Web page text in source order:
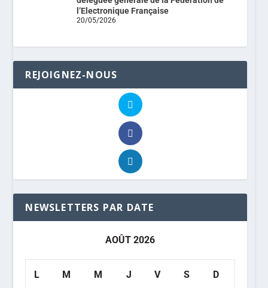
l’Electronique Française
20/05/2026
REJOIGNEZ-NOUS
NEWSLETTERS PAR DATE
AOÛT 2026
L M M J V S D